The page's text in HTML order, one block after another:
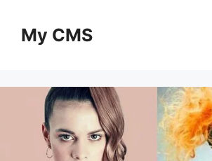
contentMy CMS